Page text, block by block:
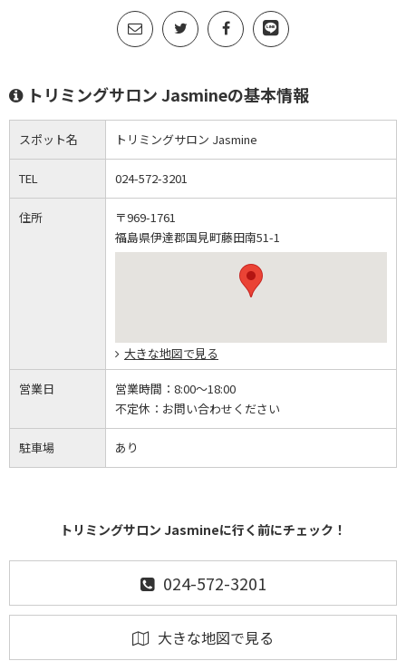
トリミングサロン Jasmineの基本情報
スポット名 トリミングサロン Jasmine
TEL 024-572-3201
住所
〒969-1761
福島県伊達郡国見町藤田南51-1
大きな地図で見る
営業日 営業時間： 8:00～18:00
不定休： お問い合わせください
駐車場 あり
トリミングサロン Jasmineに行く前にチェック！
024-572-3201
大きな地図で見る